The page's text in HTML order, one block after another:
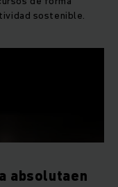
sostenible.
absolutaen